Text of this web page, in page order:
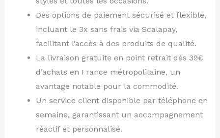
Des options de paiement sécurisé et flexible,
incluant le 3x sans frais via Scalapay,
facilitant l’accès à des produits de qualité.
La livraison gratuite en point retrait dès 39€
d’achats en France métropolitaine, un
avantage notable pour la commodité.
Un service client disponible par téléphone en
semaine, garantissant un accompagnement
réactif et personnalisé.